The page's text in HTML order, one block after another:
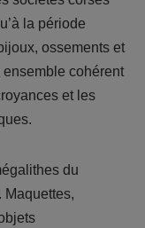
la période
ossements et
cohérent
et les
du
Maquettes,